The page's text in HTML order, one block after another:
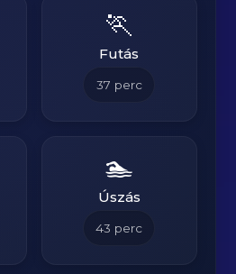
🏃
Futás
37 perc
🏊
Úszás
43 perc